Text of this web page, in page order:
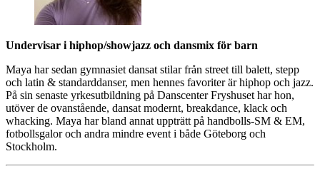
Undervisar i hiphop/showjazz och dansmix för barn
Maya har sedan gymnasiet dansat stilar från street till balett, stepp
och latin & standarddanser, men hennes favoriter är hiphop och jazz.
På sin senaste yrkesutbildning på Danscenter Fryshuset har hon,
utöver de ovanstående, dansat modernt, breakdance, klack och
whacking. Maya har bland annat uppträtt på handbolls-SM & EM,
fotbollsgalor och andra mindre event i både Göteborg och
Stockholm.